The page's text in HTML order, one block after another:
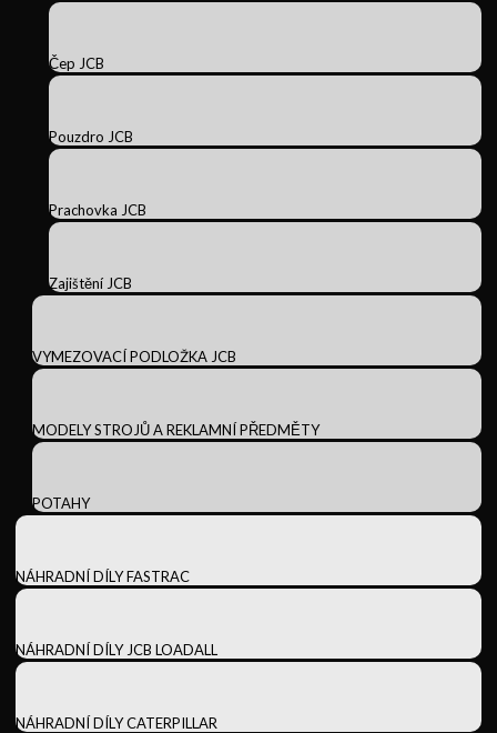
Čep JCB
Pouzdro JCB
Prachovka JCB
Zajištění JCB
VYMEZOVACÍ PODLOŽKA JCB
MODELY STROJŮ A REKLAMNÍ PŘEDMĚTY
POTAHY
NÁHRADNÍ DÍLY FASTRAC
NÁHRADNÍ DÍLY JCB LOADALL
NÁHRADNÍ DÍLY CATERPILLAR